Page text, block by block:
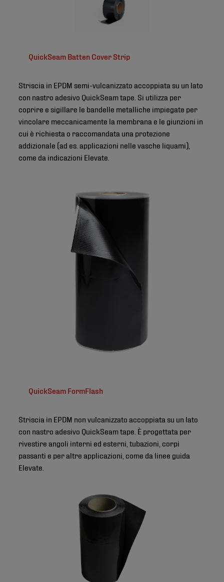
QuickSeam Batten Cover Strip
Striscia in EPDM semi-vulcanizzato accoppiata su un lato
con nastro adesivo QuickSeam tape. Si utilizza per
coprire e sigillare le bandelle metalliche impiegate per
vincolare meccanicamente la membrana e le giunzioni in
cui è richiesta o raccomandata una protezione
addizionale (ad es. applicazioni nelle vasche liquami),
come da indicazioni Elevate.
QuickSeam FormFlash
Striscia in EPDM non vulcanizzato accoppiata su un lato
con nastro adesivo QuickSeam tape. È progettata per
rivestire angoli interni ed esterni, tubazioni, corpi
passanti e per altre applicazioni, come da linee guida
Elevate.